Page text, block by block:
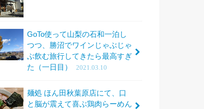
GoTo使って山梨の石和一泊し
つつ、勝沼でワインじゃぶじゃ
ぶ飲む旅行してきたら最高すぎ
た（一日目）
2021.03.10
麺処 ほん田秋葉原店にて、口
と脳が震えて喜ぶ鶏肉らーめん